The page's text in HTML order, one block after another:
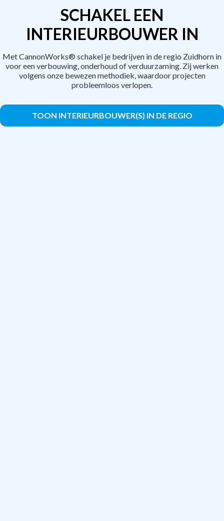
SCHAKEL EEN
INTERIEURBOUWER IN
Met CannonWorks® schakel je bedrijven in de regio Zuidhorn in
voor een verbouwing, onderhoud of verduurzaming. Zij werken
volgens onze bewezen methodiek, waardoor projecten
probleemloos verlopen.
TOON INTERIEURBOUWER(S) IN DE REGIO